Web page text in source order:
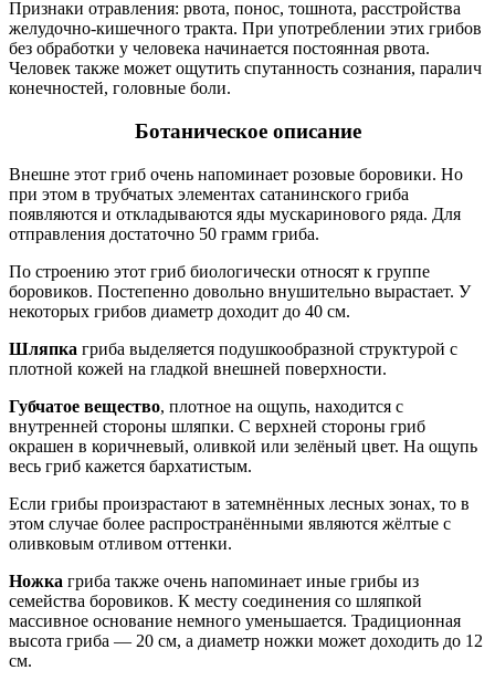
Признаки отравления: рвота, понос, тошнота, расстройства
желудочно-кишечного тракта. При употреблении этих грибов
без обработки у человека начинается постоянная рвота.
Человек также может ощутить спутанность сознания, паралич
конечностей, головные боли.
Ботаническое описание
Внешне этот гриб очень напоминает розовые боровики. Но
при этом в трубчатых элементах сатанинского гриба
появляются и откладываются яды мускаринового ряда. Для
отправления достаточно 50 грамм гриба.
По строению этот гриб биологически относят к группе
боровиков. Постепенно довольно внушительно вырастает. У
некоторых грибов диаметр доходит до 40 см.
Шляпка гриба выделяется подушкообразной структурой с
плотной кожей на гладкой внешней поверхности.
Губчатое вещество, плотное на ощупь, находится с
внутренней стороны шляпки. С верхней стороны гриб
окрашен в коричневый, оливкой или зелёный цвет. На ощупь
весь гриб кажется бархатистым.
Если грибы произрастают в затемнённых лесных зонах, то в
этом случае более распространёнными являются жёлтые с
оливковым отливом оттенки.
Ножка гриба также очень напоминает иные грибы из
семейства боровиков. К месту соединения со шляпкой
массивное основание немного уменьшается. Традиционная
высота гриба — 20 см, а диаметр ножки может доходить до 12
см.